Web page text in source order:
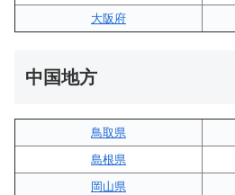
大阪府
中国地方
鳥取県
島根県
岡山県